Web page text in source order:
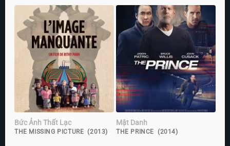
Bức Ảnh Thất Lạc
THE MISSING PICTURE (2013)
Mật Danh
THE PRINCE (2014)